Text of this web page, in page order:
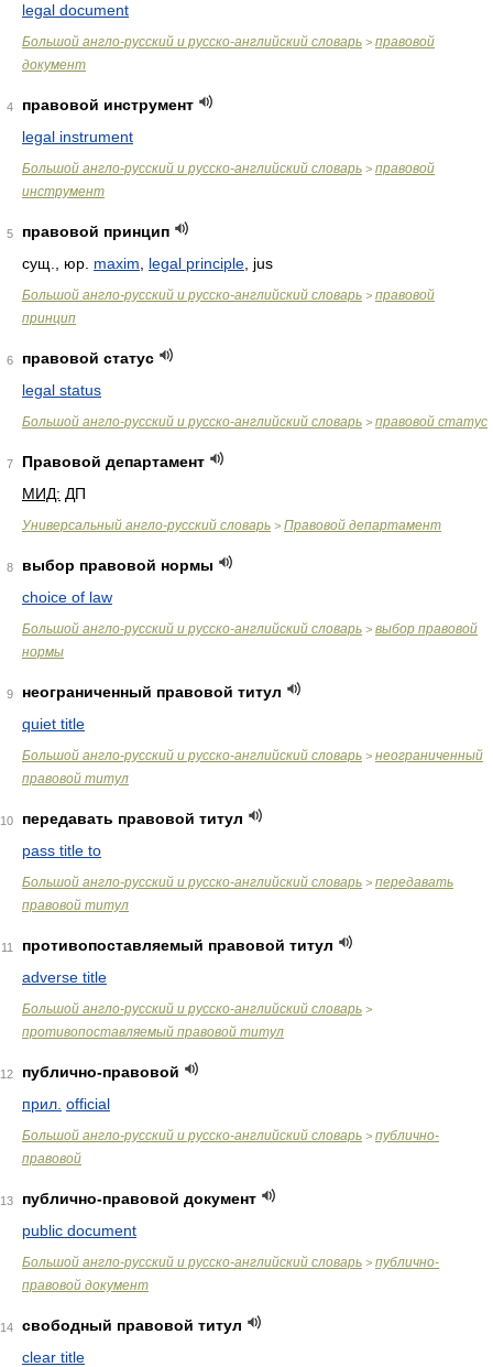
legal document
Большой англо-русский и русско-английский словарь > правовой
документ
4
правовой инструмент
legal instrument
Большой англо-русский и русско-английский словарь > правовой
инструмент
5
правовой принцип
сущ., юр. maxim legal principle , jus
Большой англо-русский и русско-английский словарь > правовой
принцип
6
правовой статус
legal status
Большой англо-русский и русско-английский словарь > правовой статус
7
Правовой департамент
МИД: ДП
Универсальный англо-русский словарь > Правовой департамент
8
выбор правовой нормы
choice of law
Большой англо-русский и русско-английский словарь > выбор правовой
нормы
9
неограниченный правовой титул
quiet title
Большой англо-русский и русско-английский словарь > неограниченный
правовой титул
10
передавать правовой титул
pass title to
Большой англо-русский и русско-английский словарь > передавать
правовой титул
11
противопоставляемый правовой титул
adverse title
Большой англо-русский и русско-английский словарь >
противопоставляемый правовой титул
12
публично-правовой
прил. official
Большой англо-русский и русско-английский словарь > публично-
правовой
13
публично-правовой документ
public document
Большой англо-русский и русско-английский словарь > публично-
правовой документ
14
свободный правовой титул
clear title